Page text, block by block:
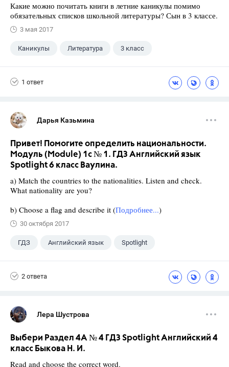
Какие можно почитать книги в летние каникулы помимо
обязательных списков школьной литературы? Сын в 3 классе.
3 мая 2017
Каникулы Литература 3 класс
1 ответ
Дарья Казьмина
Привет! Помогите определить национальности.
Модуль (Module) 1c № 1. ГДЗ Английский язык
Spotlight 6 класс Ваулина.
a) Match the countries to the nationalities. Listen and check.
What nationality are you?
b) Choose a flag and describe it (Подробнее...)
30 октября 2017
ГДЗ Английский язык Spotlight
2 ответа
Лера Шустрова
Выбери Раздел 4A № 4 ГДЗ Spotlight Английский 4
класс Быкова Н. И.
Read and choose the correct word.